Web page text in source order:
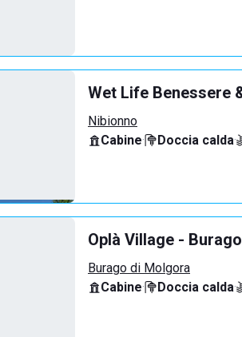
Wet Life Benessere
Nibionno
Cabine· Doccia calda·
Oplà Village - Burago
Burago di Molgora
Cabine· Doccia calda·